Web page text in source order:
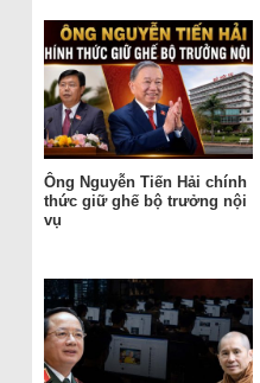
Ông Nguyễn Tiến Hải chính
thức giữ ghế bộ trưởng nội
vụ